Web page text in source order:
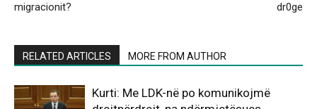
migracionit?
dr0ge
RELATED ARTICLES MORE FROM AUTHOR
Kurti: Me LDK-në po komunikojmë